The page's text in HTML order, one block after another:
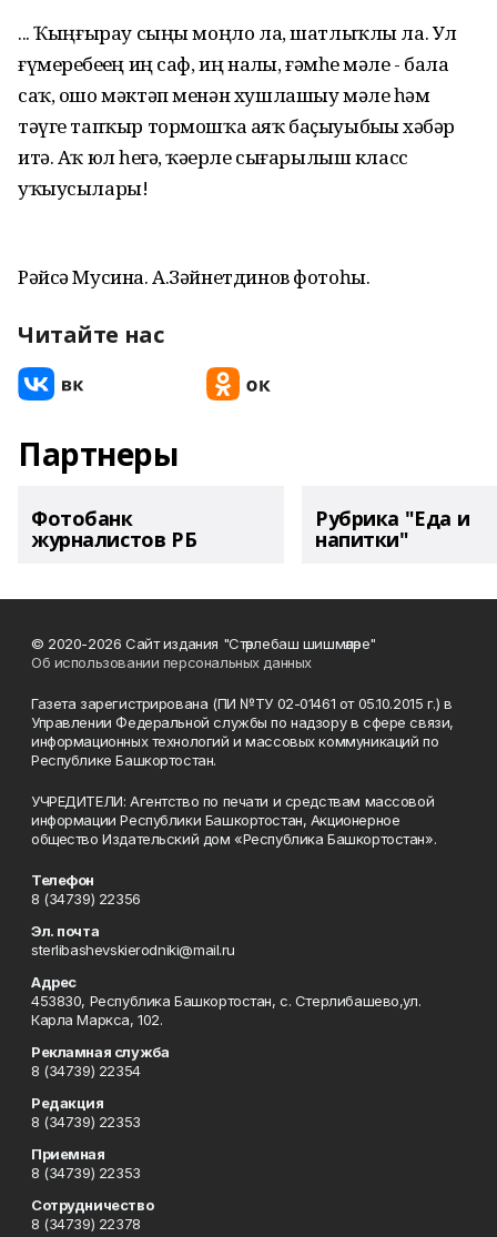
... Ҡыңғырау сыңы моңло ла, шатлыҡлы ла. Ул
ғүмеребеҙҙең иң саф, иң наҙлы, ғәмһеҙ мәле - бала
саҡ, ошо мәктәп менән хушлашыу мәле һәм
тәүге тапҡыр тормошҡа аяҡ баҫыуыбыҙҙы хәбәр
итә. Аҡ юл һеҙгә, ҡәҙерле сығарылыш класс
уҡыусылары!
Рәйсә Мусина. А.Зәйнетдинов фотоһы.
Читайте нас
Партнеры
Фотобанк
журналистов РБ
Рубрика "Еда и
напитки"
© 2020-2026 Сайт издания "Стәрлебаш шишмәләре"
Об использовании персональных данных
Газета зарегистрирована (ПИ №ТУ 02-01461 от 05.10.2015 г.) в
Управлении Федеральной службы по надзору в сфере связи,
информационных технологий и массовых коммуникаций по
Республике Башкортостан.
УЧРЕДИТЕЛИ: Агентство по печати и средствам массовой
информации Республики Башкортостан, Акционерное
общество Издательский дом «Республика Башкортостан».
Телефон
8 (34739) 22356
Эл. почта
sterlibashevskierodniki@mail.ru
Адрес
453830, Республика Башкортостан, c. Стерлибашево,ул.
Карла Маркса, 102.
Рекламная служба
8 (34739) 22354
Редакция
8 (34739) 22353
Приемная
8 (34739) 22353
Сотрудничество
8 (34739) 22378